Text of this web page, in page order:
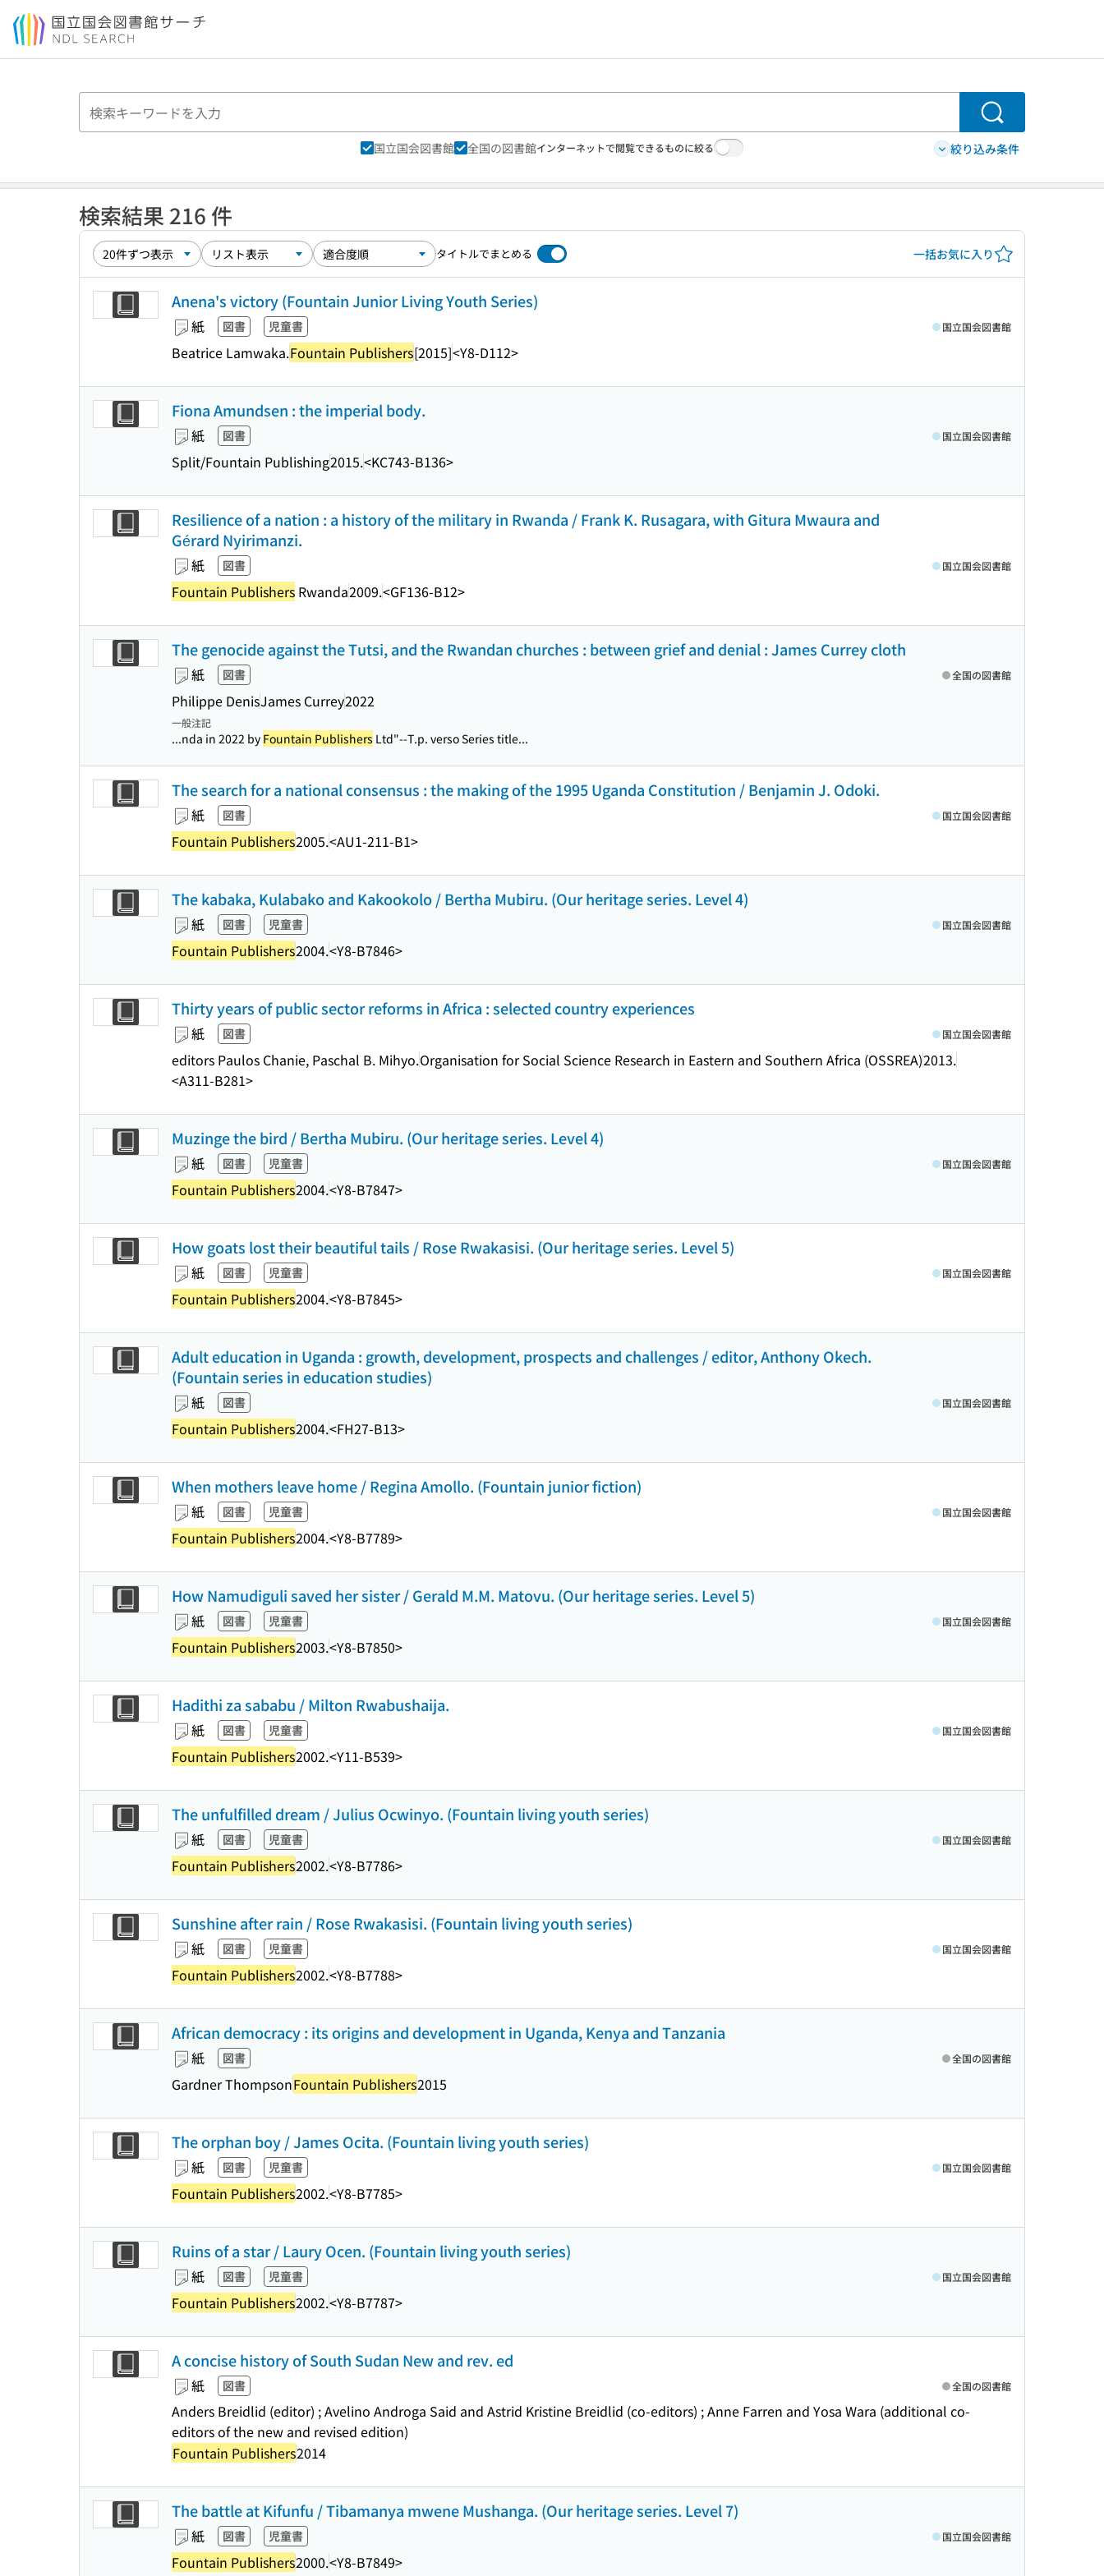
本文へ移動
検索
国立国会図書館 全国の図書館インターネットで閲覧できるものに絞る 絞り込み条件
検索結果 216 件
タイトルでまとめる 一括お気に入り
Anena's victory (Fountain Junior Living Youth Series)
紙 図書 児童書
Beatrice Lamwaka.Fountain Publishers[2015]<Y8-D112>
国立国会図書館
Fiona Amundsen : the imperial body.
紙 図書
Split/Fountain Publishing2015.<KC743-B136>
国立国会図書館
Resilience of a nation : a history of the military in Rwanda / Frank K. Rusagara, with Gitura Mwaura and
Gérard Nyirimanzi.
紙 図書
Fountain Publishers Rwanda2009.<GF136-B12>
国立国会図書館
The genocide against the Tutsi, and the Rwandan churches : between grief and denial : James Currey cloth
紙 図書
Philippe DenisJames Currey2022
全国の図書館
一般注記
...nda in 2022 by Fountain Publishers Ltd"--T.p. verso Series title...
The search for a national consensus : the making of the 1995 Uganda Constitution / Benjamin J. Odoki.
紙 図書
Fountain Publishers2005.<AU1-211-B1>
国立国会図書館
The kabaka, Kulabako and Kakookolo / Bertha Mubiru. (Our heritage series. Level 4)
紙 図書 児童書
Fountain Publishers2004.<Y8-B7846>
国立国会図書館
Thirty years of public sector reforms in Africa : selected country experiences
紙 図書
editors Paulos Chanie, Paschal B. Mihyo.Organisation for Social Science Research in Eastern and Southern Africa (OSSREA)2013.
<A311-B281>
国立国会図書館
Muzinge the bird / Bertha Mubiru. (Our heritage series. Level 4)
紙 図書 児童書
Fountain Publishers2004.<Y8-B7847>
国立国会図書館
How goats lost their beautiful tails / Rose Rwakasisi. (Our heritage series. Level 5)
紙 図書 児童書
Fountain Publishers2004.<Y8-B7845>
国立国会図書館
Adult education in Uganda : growth, development, prospects and challenges / editor, Anthony Okech.
(Fountain series in education studies)
紙 図書
Fountain Publishers2004.<FH27-B13>
国立国会図書館
When mothers leave home / Regina Amollo. (Fountain junior fiction)
紙 図書 児童書
Fountain Publishers2004.<Y8-B7789>
国立国会図書館
How Namudiguli saved her sister / Gerald M.M. Matovu. (Our heritage series. Level 5)
紙 図書 児童書
Fountain Publishers2003.<Y8-B7850>
国立国会図書館
Hadithi za sababu / Milton Rwabushaija.
紙 図書 児童書
Fountain Publishers2002.<Y11-B539>
国立国会図書館
The unfulfilled dream / Julius Ocwinyo. (Fountain living youth series)
紙 図書 児童書
Fountain Publishers2002.<Y8-B7786>
国立国会図書館
Sunshine after rain / Rose Rwakasisi. (Fountain living youth series)
紙 図書 児童書
Fountain Publishers2002.<Y8-B7788>
国立国会図書館
African democracy : its origins and development in Uganda, Kenya and Tanzania
紙 図書
Gardner ThompsonFountain Publishers2015
全国の図書館
The orphan boy / James Ocita. (Fountain living youth series)
紙 図書 児童書
Fountain Publishers2002.<Y8-B7785>
国立国会図書館
Ruins of a star / Laury Ocen. (Fountain living youth series)
紙 図書 児童書
Fountain Publishers2002.<Y8-B7787>
国立国会図書館
A concise history of South Sudan New and rev. ed
紙 図書
Anders Breidlid (editor) ; Avelino Androga Said and Astrid Kristine Breidlid (co-editors) ; Anne Farren and Yosa Wara (additional co-
editors of the new and revised edition)
Fountain Publishers2014
全国の図書館
The battle at Kifunfu / Tibamanya mwene Mushanga. (Our heritage series. Level 7)
紙 図書 児童書
Fountain Publishers2000.<Y8-B7849>
国立国会図書館